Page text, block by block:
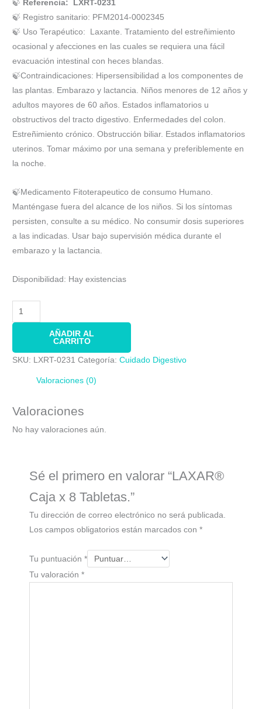
🍃 Referencia:
LXRT-0231
🍃 Registro sanitario: PFM2014-0002345
🍃 Uso Terapéutico: Laxante. Tratamiento del estreñimiento
ocasional y afecciones en las cuales se requiera una fácil
evacuación intestinal con heces blandas.
🍃Contraindicaciones: Hipersensibilidad a los componentes de
las plantas. Embarazo y lactancia. Niños menores de 12 años y
adultos mayores de 60 años. Estados inflamatorios u
obstructivos del tracto digestivo. Enfermedades del colon.
Estreñimiento crónico. Obstrucción biliar. Estados inflamatorios
uterinos. Tomar máximo por una semana y preferiblemente en
la noche.
🍃Medicamento Fitoterapeutico de consumo Humano.
Manténgase fuera del alcance de los niños. Si los síntomas
persisten, consulte a su médico. No consumir dosis superiores
a las indicadas. Usar bajo supervisión médica durante el
embarazo y la lactancia.
Disponibilidad: Hay existencias
AÑADIR AL
CARRITO
SKU: LXRT-0231 Categoría:Cuidado Digestivo
Valoraciones (0)
Valoraciones
No hay valoraciones aún.
Sé el primero en valorar “LAXAR®
Caja x 8 Tabletas.”
Tu dirección de correo electrónico no será publicada.
Los campos obligatorios están marcados con*
Tu puntuación*
Tu valoración*